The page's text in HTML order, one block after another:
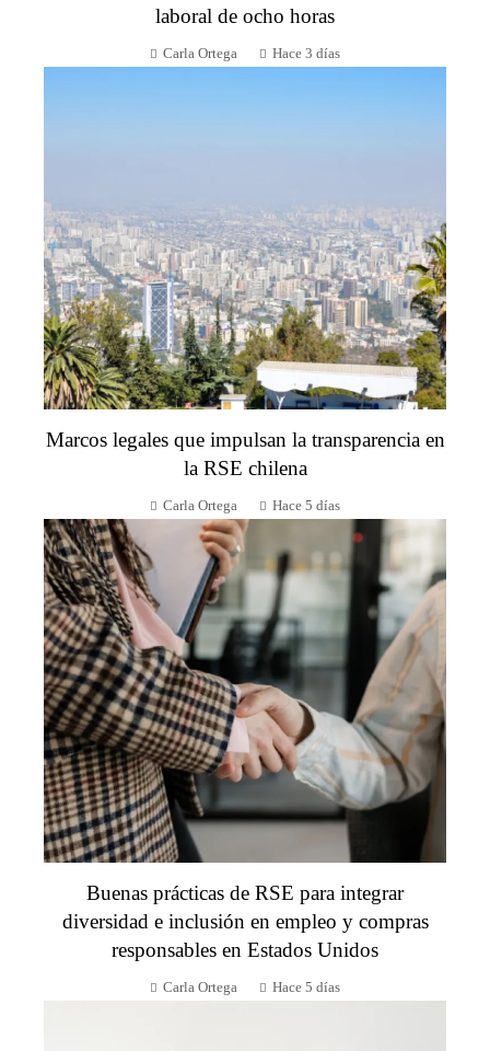
laboral de ocho horas
Carla Ortega Hace 3 días
Marcos legales que impulsan la transparencia en
la RSE chilena
Carla Ortega Hace 5 días
Buenas prácticas de RSE para integrar
diversidad e inclusión en empleo y compras
responsables en Estados Unidos
Carla Ortega Hace 5 días